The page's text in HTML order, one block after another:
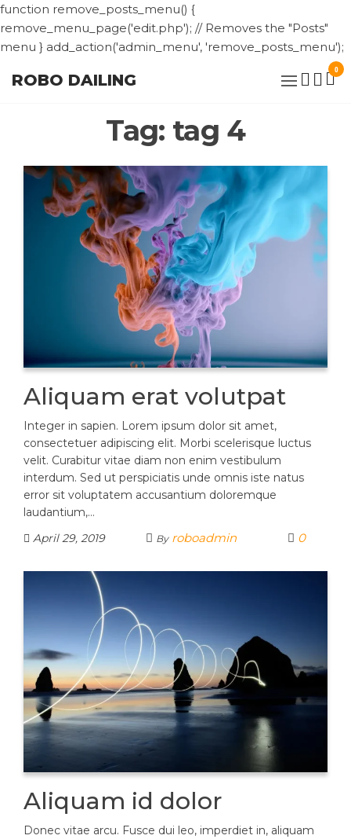
function remove_posts_menu() {
remove_menu_page('edit.php'); // Removes the "Posts"
menu } add_action('admin_menu', 'remove_posts_menu');
ROBO DAILING
0
Tag: tag 4
Aliquam erat volutpat
Integer in sapien. Lorem ipsum dolor sit amet,
consectetuer adipiscing elit. Morbi scelerisque luctus
velit. Curabitur vitae diam non enim vestibulum
interdum. Sed ut perspiciatis unde omnis iste natus
error sit voluptatem accusantium doloremque
laudantium,…
April 29, 2019
By roboadmin 0
Aliquam id dolor
Donec vitae arcu. Fusce dui leo, imperdiet in, aliquam